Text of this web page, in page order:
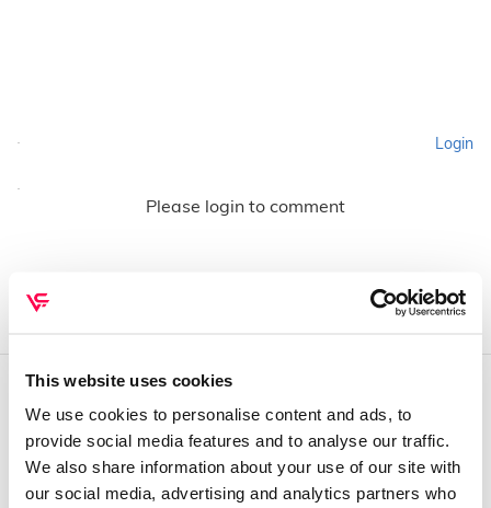
This website uses cookies
We use cookies to personalise content and ads, to
provide social media features and to analyse our traffic.
We also share information about your use of our site with
our social media, advertising and analytics partners who
Login
Please login to comment
QUEM SOMOS
Sobre mim
Contactos